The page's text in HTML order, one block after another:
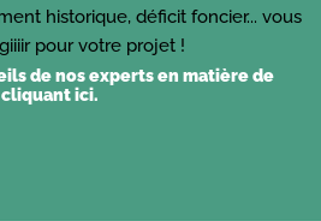
historique, déficit foncier... vous
pour votre projet !
de nos experts en matière de
ici.